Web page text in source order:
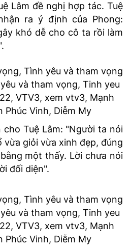
Lâm đề nghị hợp tác. Tuệ
ra ý định của Phong:
khó dễ cho cô ta rồi làm
cho Tuệ Lâm: "Người ta nói
giỏi vừa xinh đẹp, đúng
một thấy. Lời chưa nói
đối diện".